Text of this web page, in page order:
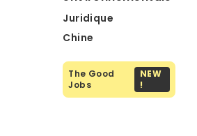
Juridique
Chine
The Good
Jobs
NEW
!